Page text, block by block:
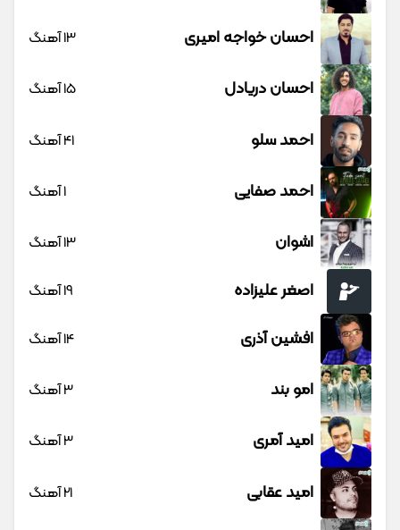
احسان خواجه امیری 13 آهنگ
احسان دریادل 15 آهنگ
احمد سلو 41 آهنگ
احمد صفایی 1 آهنگ
اشوان 13 آهنگ
اصغر علیزاده 19 آهنگ
افشین آذری 14 آهنگ
امو بند 3 آهنگ
امید آمری 3 آهنگ
امید عقابی 21 آهنگ